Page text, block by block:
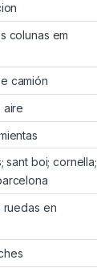
colunas em
camión
aire
sant boi; cornella;
en